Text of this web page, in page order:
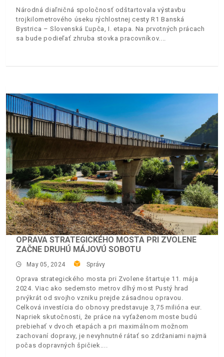
Národná diaľničná spoločnosť odštartovala výstavbu
trojkilometrového úseku rýchlostnej cesty R1 Banská
Bystrica – Slovenská Ľupča, I. etapa. Na prvotných prácach
sa bude podieľať zhruba stovka pracovníkov.
OPRAVA STRATEGICKÉHO MOSTA PRI ZVOLENE
ZAČNE DRUHÚ MÁJOVÚ SOBOTU
May 05, 2024 Správy
Oprava strategického mosta pri Zvolene štartuje 11. mája
2024. Viac ako sedemsto metrov dlhý most Pustý hrad
prvýkrát od svojho vzniku prejde zásadnou opravou.
Celková investícia do obnovy predstavuje 3,75 milióna eur.
Napriek skutočnosti, že práce na vyťaženom moste budú
prebiehať v dvoch etapách a pri maximálnom možnom
zachovaní dopravy, je nevyhnutné rátať so zdržaniami najmä
počas dopravných špičiek.